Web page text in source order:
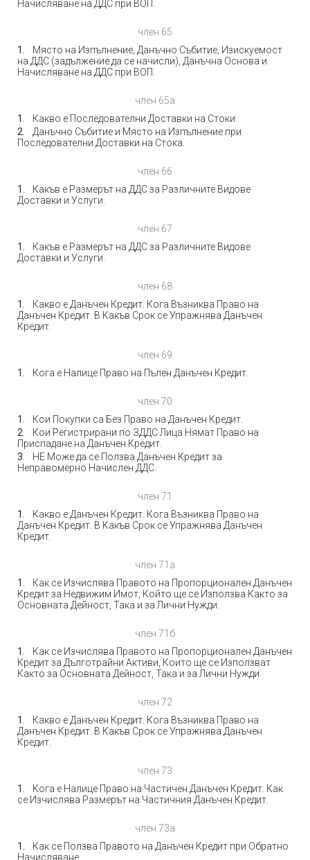
Начисляване на ДДС при ВОП.
член 65
Място на Изпълнение, Данъчно Събитие, Изискуемост
на ДДС (задължение да се начисли), Данъчна Основа и
Начисляване на ДДС при ВОП.
член 65а
Какво е Последователни Доставки на Стоки.
Данъчно Събитие и Място на Изпълнение при
Последователни Доставки на Стока.
член 66
Какъв е Размерът на ДДС за Различните Видове
Доставки и Услуги.
член 67
Какъв е Размерът на ДДС за Различните Видове
Доставки и Услуги.
член 68
Какво е Данъчен Кредит. Кога Възниква Право на
Данъчен Кредит. В Какъв Срок се Упражнява Данъчен
Кредит.
член 69
Кога е Налице Право на Пълен Данъчен Кредит.
член 70
Кои Покупки са Без Право на Данъчен Кредит.
Кои Регистрирани по ЗДДС Лица Нямат Право на
Приспадане на Данъчен Кредит.
НЕ Може да се Ползва Данъчен Кредит за
Неправомерно Начислен ДДС.
член 71
Какво е Данъчен Кредит. Кога Възниква Право на
Данъчен Кредит. В Какъв Срок се Упражнява Данъчен
Кредит.
член 71а
Как се Изчислява Правото на Пропорционален Данъчен
Кредит за Недвижим Имот, Който ще се Използва Както за
Основната Дейност, Така и за Лични Нужди.
член 71б
Как се Изчислява Правото на Пропорционален Данъчен
Кредит за Дълготрайни Активи, Които ще се Използват
Както за Основната Дейност, Така и за Лични Нужди.
член 72
Какво е Данъчен Кредит. Кога Възниква Право на
Данъчен Кредит. В Какъв Срок се Упражнява Данъчен
Кредит.
член 73
Кога е Налице Право на Частичен Данъчен Кредит. Как
се Изчислява Размерът на Частичния Данъчен Кредит.
член 73а
Как се Ползва Правото на Данъчен Кредит при Обратно
Начисляване